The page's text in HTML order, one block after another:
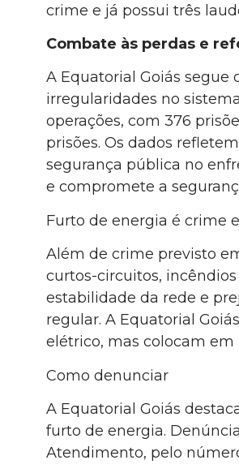
crime e já possui três
Combate às perdas e
A Equatorial Goiás segue
irregularidades no
operações, com 376
prisões. Os dados
segurança pública no
e compromete a
Furto de energia é crime
Além de crime previsto
curtos-circuitos,
estabilidade da rede e
regular. A Equatorial
elétrico, mas colocam em
Como denunciar
A Equatorial Goiás
furto de energia.
Atendimento, pelo